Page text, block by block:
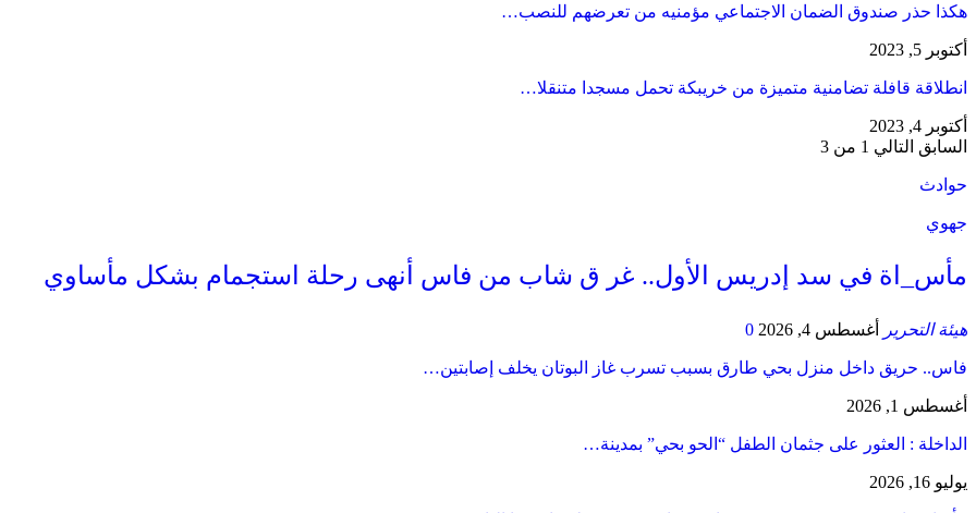
هكذا حذر صندوق الضمان الاجتماعي مؤمنيه من تعرضهم للنصب…
أكتوبر 5, 2023
انطلاقة قافلة تضامنية متميزة من خريبكة تحمل مسجدا متنقلا…
أكتوبر 4, 2023
السابق التالي 1 من 3
حوادث
جهوي
مأس_اة في سد إدريس الأول.. غر ق شاب من فاس أنهى رحلة استجمام بشكل مأساوي
هيئة التحرير أغسطس 4, 2026 0
فاس.. حريق داخل منزل بحي طارق بسبب تسرب غاز البوتان يخلف إصابتين…
أغسطس 1, 2026
​الداخلة : العثور على جثمان الطفل “الحو بحي” بمدينة…
يوليو 16, 2026